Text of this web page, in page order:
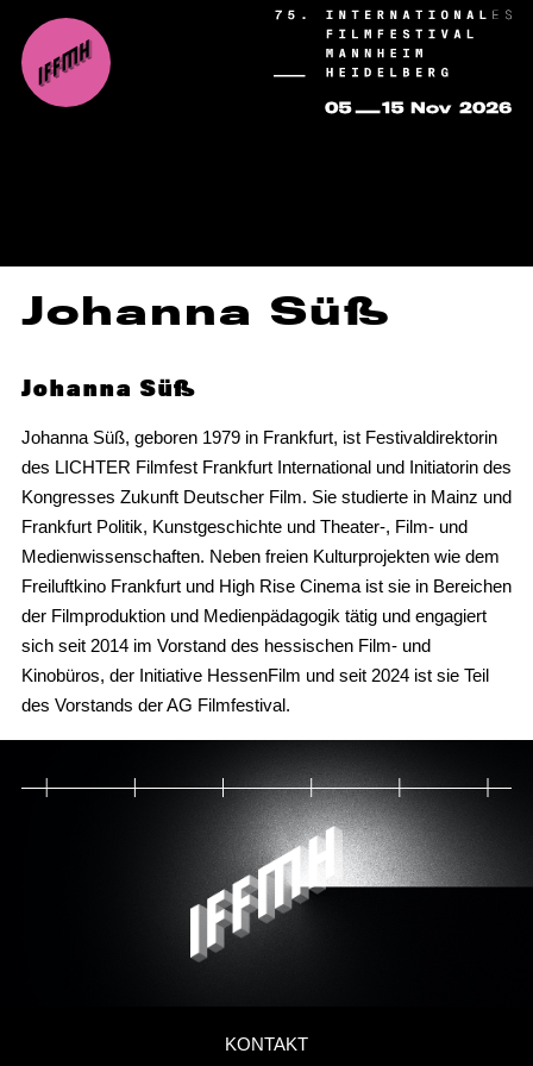
Johanna Süß
Johanna Süß
Johanna Süß, geboren 1979 in Frankfurt, ist Festivaldirektorin
des LICHTER Filmfest Frankfurt International und Initiatorin des
Kongresses Zukunft Deutscher Film. Sie studierte in Mainz und
Frankfurt Politik, Kunstgeschichte und Theater-, Film- und
Medienwissenschaften. Neben freien Kulturprojekten wie dem
Freiluftkino Frankfurt und High Rise Cinema ist sie in Bereichen
der Filmproduktion und Medienpädagogik tätig und engagiert
sich seit 2014 im Vorstand des hessischen Film- und
Kinobüros, der Initiative HessenFilm und seit 2024 ist sie Teil
des Vorstands der AG Filmfestival.
KONTAKT